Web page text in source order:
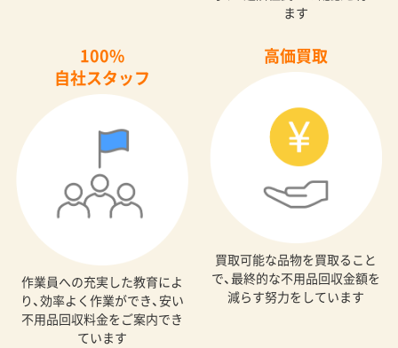
ます
100%
自社スタッフ
作業員への充実した教育によ
り、効率よく作業ができ、安い
不用品回収料金をご案内でき
ています
高価買取
買取可能な品物を買取ること
で、最終的な不用品回収金額を
減らす努力をしています